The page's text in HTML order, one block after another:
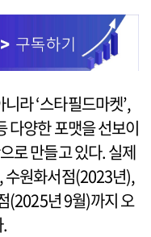
라 ‘스타필드마켓’,
다양한 포맷을 선보이
로 만들고 있다. 실제
수원화서점(2023년),
(2025년 9월)까지 오